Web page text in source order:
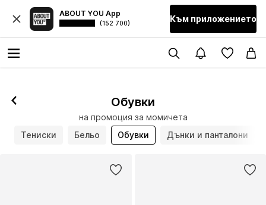
ABOUT YOU App
(152 700) Към приложението
Обувки
на промоция за момичета
Тениски Бельо Обувки Дънки и панталони